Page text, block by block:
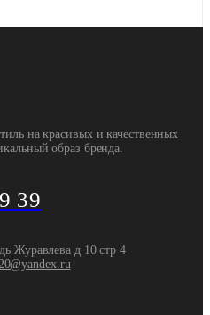
на красивых и качественных
образ бренда.
39
Журавлева д 10 стр 4